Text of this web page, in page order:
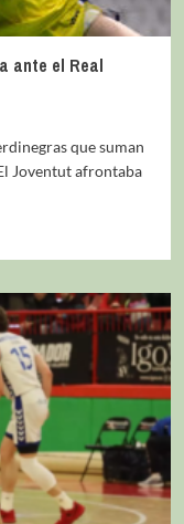
ante el Real
que suman
Joventut afrontaba